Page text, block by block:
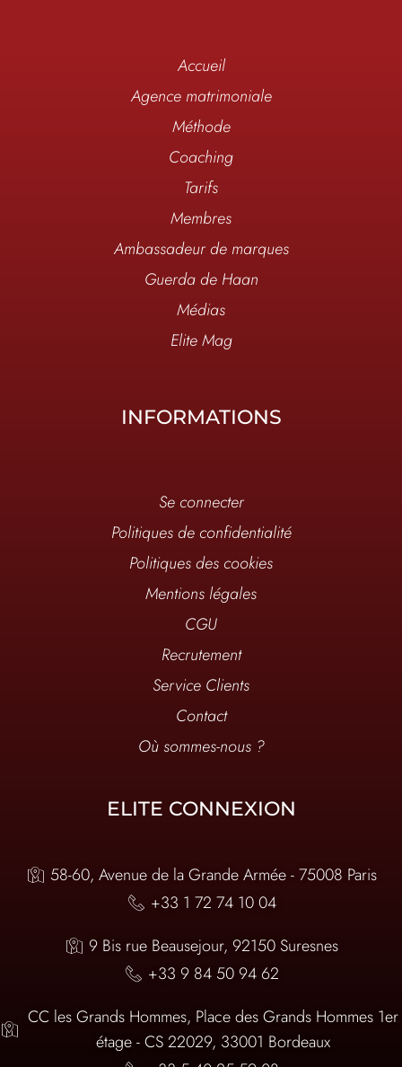
Accueil
Agence matrimoniale
Méthode
Coaching
Tarifs
Membres
Ambassadeur de marques
Guerda de Haan
Médias
Elite Mag
INFORMATIONS
Se connecter
Politiques de confidentialité
Politiques des cookies
Mentions légales
CGU
Recrutement
Service Clients
Contact
Où sommes-nous ?
ELITE CONNEXION
58-60, Avenue de la Grande Armée - 75008 Paris
+33 1 72 74 10 04
9 Bis rue Beausejour, 92150 Suresnes
+33 9 84 50 94 62
CC les Grands Hommes, Place des Grands Hommes 1er
étage - CS 22029, 33001 Bordeaux